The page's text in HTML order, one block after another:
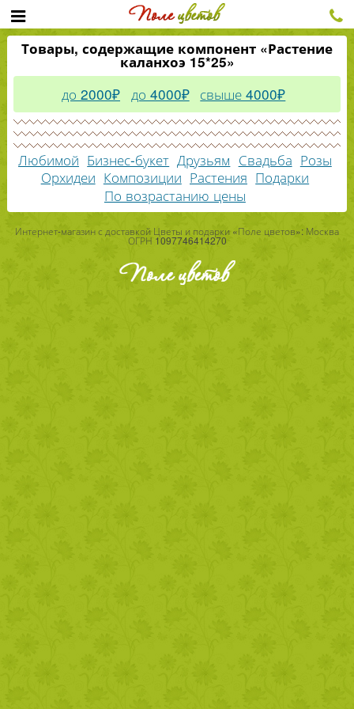
Товары, содержащие компонент «Растение
каланхоэ 15*25»
до 2000₽ до 4000₽ свыше 4000₽
Любимой Бизнес-букет Друзьям Свадьба Розы
Орхидеи Композиции Растения Подарки
По возрастанию цены
Интернет-магазин с доставкой Цветы и подарки «Поле цветов»: Москва
ОГРН 1097746414270